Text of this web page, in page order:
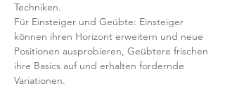
Techniken.
Für Einsteiger und Geübte: Einsteiger
können ihren Horizont erweitern und neue
Positionen ausprobieren, Geübtere frischen
ihre Basics auf und erhalten fordernde
Variationen.